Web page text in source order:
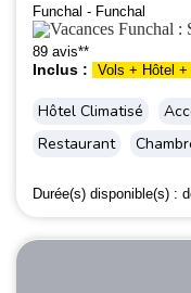
Funchal - Funchal
89 avis**
Inclus : Vols + Hôtel
Hôtel Climatisé
Restaurant
Durée(s) disponible(s) :